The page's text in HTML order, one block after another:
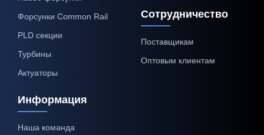
Форсунки Common Rail
PLD секции
Турбины
Актуаторы
Сотрудничество
Поставщикам
Оптовым клиентам
Информация
Наша команда